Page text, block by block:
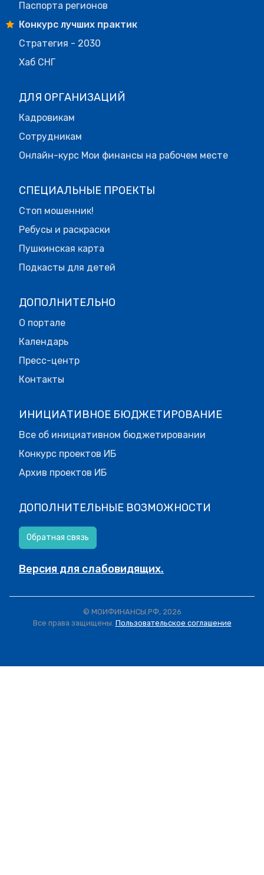
Паспорта регионов
Конкурс лучших практик
Стратегия - 2030
Хаб СНГ
ДЛЯ ОРГАНИЗАЦИЙ
Кадровикам
Сотрудникам
Онлайн-курс Мои финансы на рабочем месте
СПЕЦИАЛЬНЫЕ ПРОЕКТЫ
Стоп мошенник!
Ребусы и раскраски
Пушкинская карта
Подкасты для детей
ДОПОЛНИТЕЛЬНО
О портале
Календарь
Пресс-центр
Контакты
ИНИЦИАТИВНОЕ БЮДЖЕТИРОВАНИЕ
Все об инициативном бюджетировании
Конкурс проектов ИБ
Архив проектов ИБ
ДОПОЛНИТЕЛЬНЫЕ ВОЗМОЖНОСТИ
Обратная связь
Версия для слабовидящих.
© МОИФИНАНСЫ.РФ, 2026
Все права защищены. Пользовательское соглашение